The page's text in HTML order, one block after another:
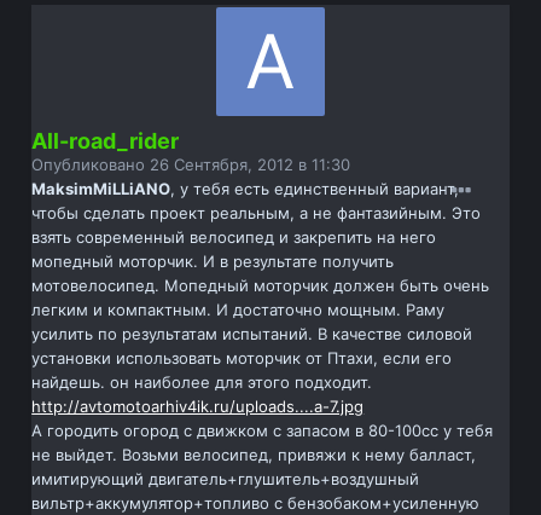
All-road_rider
Опубликовано 26 Сентября, 2012 в 11:30
MaksimMiLLiANO, у тебя есть единственный вариант,
чтобы сделать проект реальным, а не фантазийным. Это
взять современный велосипед и закрепить на него
мопедный моторчик. И в результате получить
мотовелосипед. Мопедный моторчик должен быть очень
легким и компактным. И достаточно мощным. Раму
усилить по результатам испытаний. В качестве силовой
установки использовать моторчик от Птахи, если его
найдешь. он наиболее для этого подходит.
http://avtomotoarhiv4ik.ru/uploads....a-7.jpg
А городить огород с движком с запасом в 80-100сс у тебя
не выйдет. Возьми велосипед, привяжи к нему балласт,
имитирующий двигатель+глушитель+воздушный
вильтр+аккумулятор+топливо с бензобаком+усиленную